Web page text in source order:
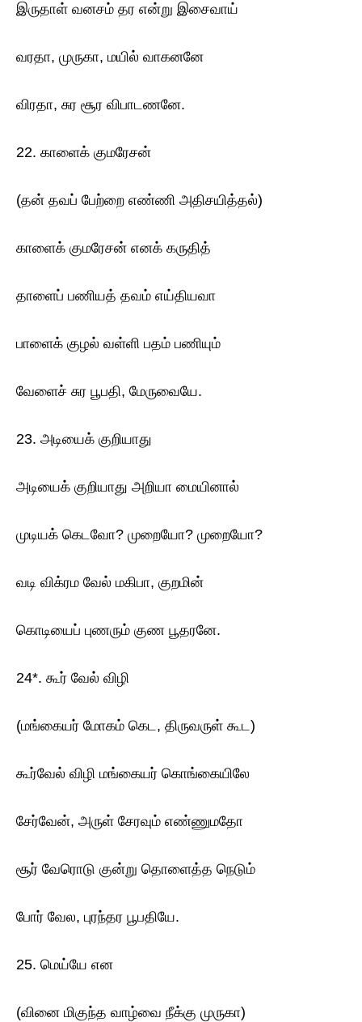
இருதாள் வனசம் தர என்று இசைவாய்
வரதா, முருகா, மயில் வாகனனே
விரதா, சுர சூர விபாடணனே.
22. காளைக் குமரேசன்
(தன் தவப் பேற்றை எண்ணி அதிசயித்தல்)
காளைக் குமரேசன் எனக் கருதித்
தாளைப் பணியத் தவம் எய்தியவா
பாளைக் குழல் வள்ளி பதம் பணியும்
வேளைச் சுர பூபதி, மேருவையே.
23. அடியைக் குறியாது
அடியைக் குறியாது அறியா மையினால்
முடியக் கெடவோ? முறையோ? முறையோ?
வடி விக்ரம வேல் மகிபா, குறமின்
கொடியைப் புணரும் குண பூதரனே.
24*. கூர் வேல் விழி
(மங்கையர் மோகம் கெட, திருவருள் கூட)
கூர்வேல் விழி மங்கையர் கொங்கையிலே
சேர்வேன், அருள் சேரவும் எண்ணுமதோ
சூர் வேரொடு குன்று தொளைத்த நெடும்
போர் வேல, புரந்தர பூபதியே.
25. மெய்யே என
(வினை மிகுந்த வாழ்வை நீக்கு முருகா)